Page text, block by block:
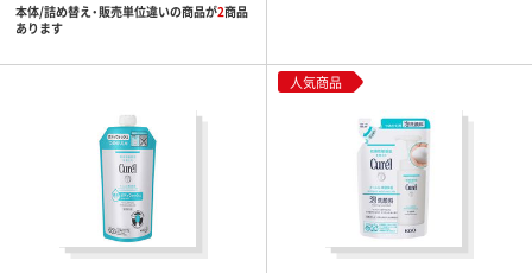
本体/詰め替え・販売単位違いの商品が2商品
あります
人気商品